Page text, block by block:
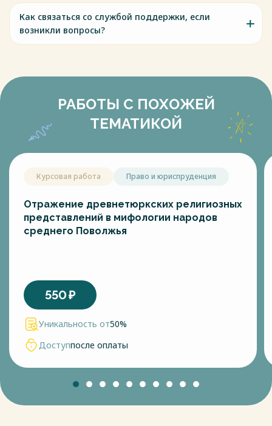
Как связаться со службой поддержки, если
возникли вопросы?
РАБОТЫ С ПОХОЖЕЙ
ТЕМАТИКОЙ
Курсовая работа Право и юриспруденция
Отражение древнетюркских религиозных
представлений в мифологии народов
среднего Поволжья
550₽
Уникальность от50%
Доступпосле оплаты